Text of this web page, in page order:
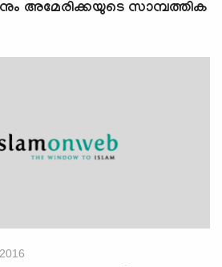
അമേരിക്കയുടെ സാമ്പത്തിക